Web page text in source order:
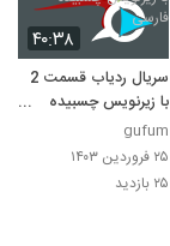
۴۰:۳۸
سریال ردیاب قسمت 2
با زیرنویس چسبیده
فارسی
gufum
۲۵ فروردین ۱۴۰۳
۲۵ بازدید